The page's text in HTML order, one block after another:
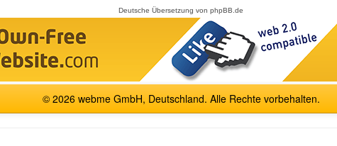
Deutsche Übersetzung von phpBB.de
© 2026 webme GmbH, Deutschland. Alle Rechte vorbehalten.